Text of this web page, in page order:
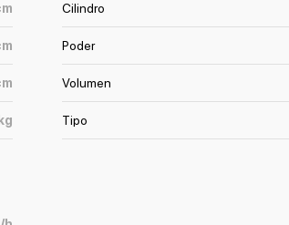
kg
Cilindro
Poder
Volumen
Tipo